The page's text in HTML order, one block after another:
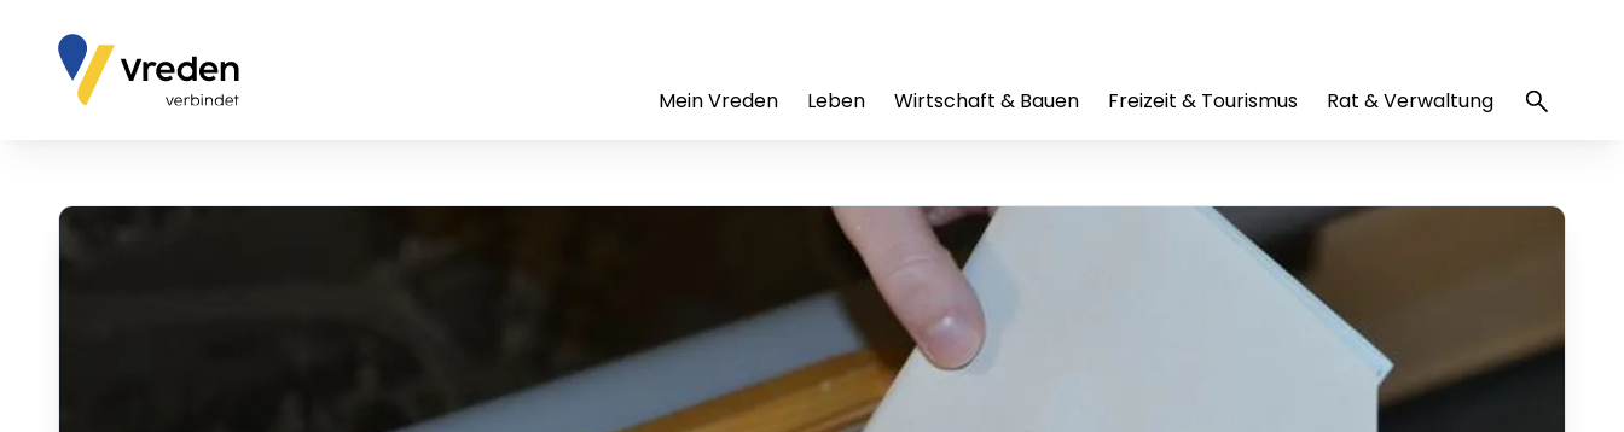
Mein Vreden Leben Wirtschaft & Bauen Freizeit & Tourismus Rat & Verwaltung